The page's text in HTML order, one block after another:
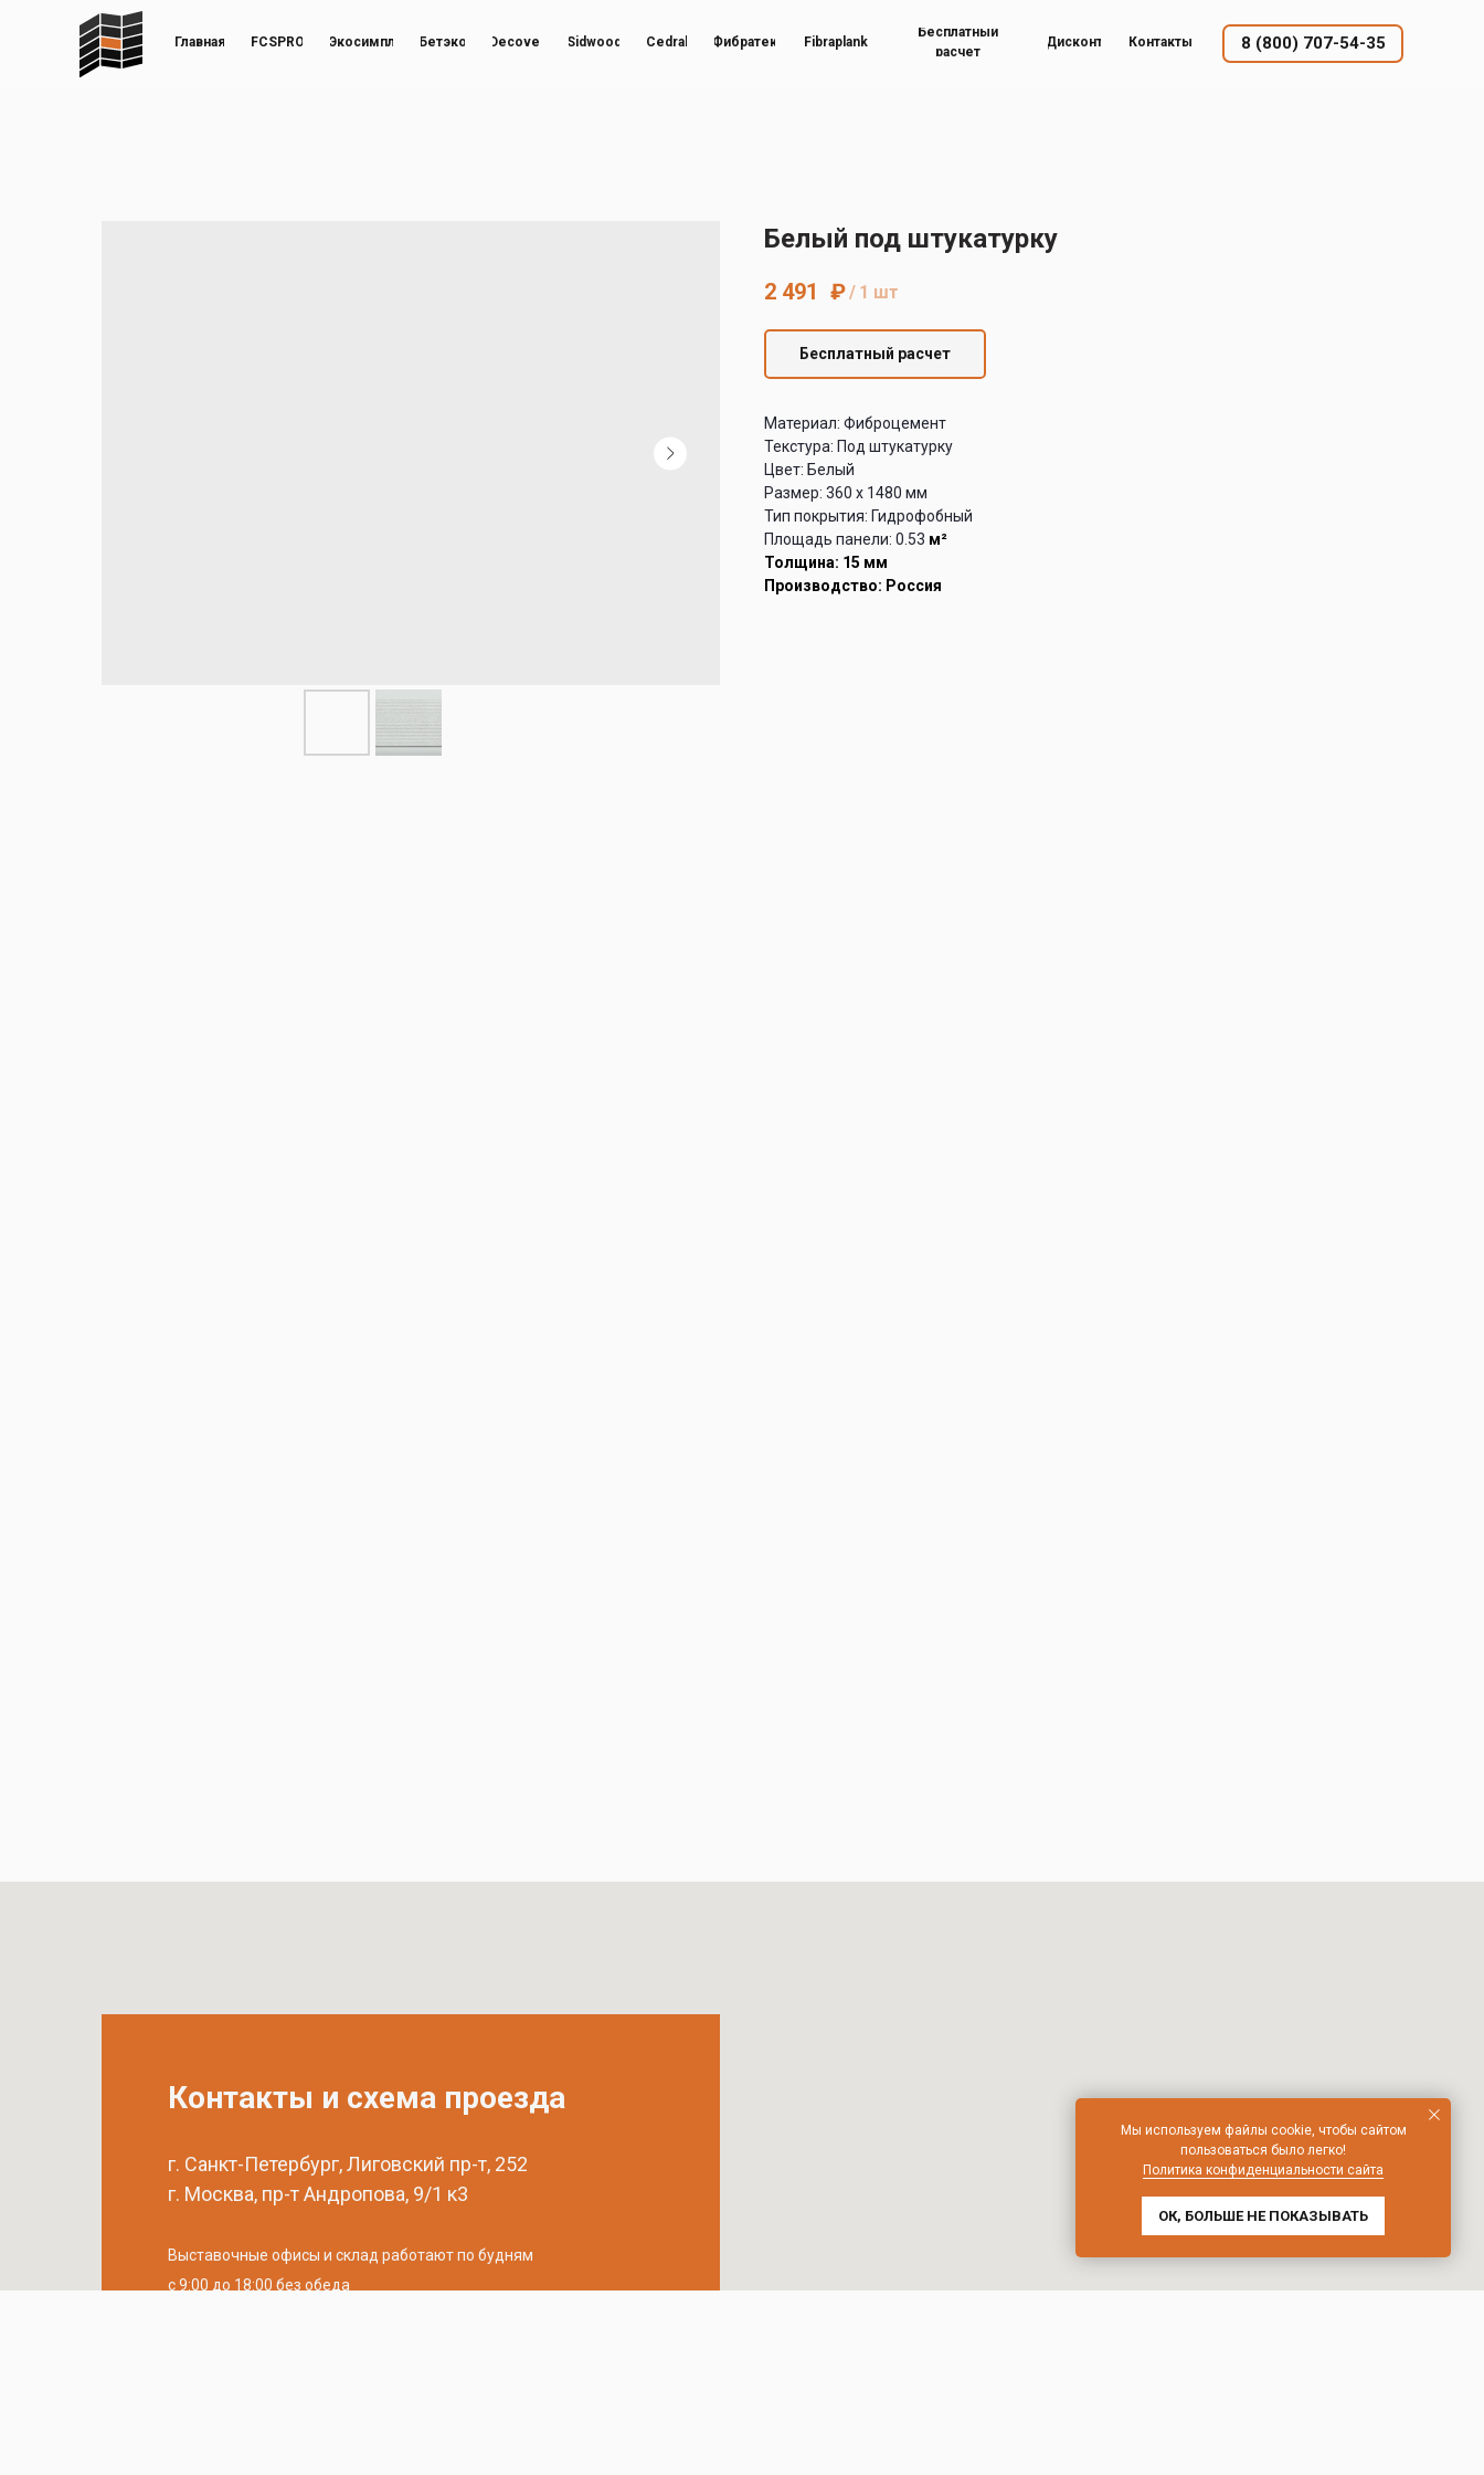
8 (800) 707-54-35
Главная FCSPRO Бетэко Decover Sidwood Cedral Фибратек
Бесплатный
расчет
Контакты
Дисконт
Экосимпл Fibraplank
Белый под штукатурку
2 491 ₽/ 1 шт
Бесплатный расчет
Материал: Фиброцемент
Текстура: Под штукатурку
Цвет: Белый
Размер: 360 х 1480 мм
Тип покрытия: Гидрофобный
Площадь панели: 0.53 м²
Толщина: 15 мм
Производство: Россия
Мы используем файлы cookie, чтобы сайтом
пользоваться было легко!
Политика конфиденциальности сайта
ОК, БОЛЬШЕ НЕ ПОКАЗЫВАТЬ
Контакты и схема проезда
г. Санкт-Петербург, Лиговский пр-т, 252
г. Москва, пр-т Андропова, 9/1 к3
Выставочные офисы и склад работают по будням
с 9:00 до 18:00 без обеда